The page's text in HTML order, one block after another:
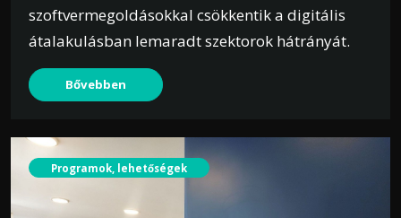
szoftvermegoldásokkal csökkentik a digitális
átalakulásban lemaradt szektorok hátrányát.
Bővebben
Programok, lehetőségek